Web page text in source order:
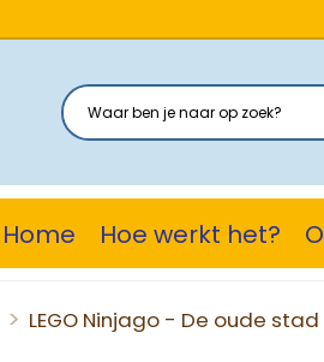
Home Hoe werkt het?
> LEGO Ninjago - De oude stad